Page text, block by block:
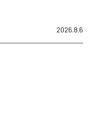
2026.8.6